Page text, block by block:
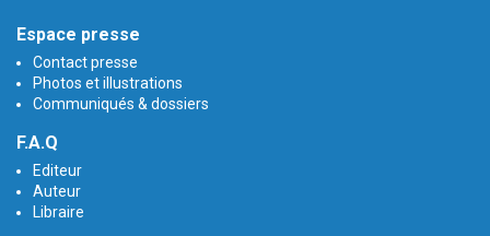
Espace presse
Contact presse
Photos et illustrations
Communiqués & dossiers
F.A.Q
Editeur
Auteur
Libraire